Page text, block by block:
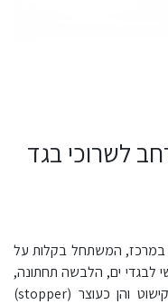
לשרוכי בגד
במרכז, המשתחל בקלות על
לבגדי ים, הלבשה תחתונה,
שרוכי קפוצ'ון ותכשיטנות – משמש הן לקישוט והן כעוצר (stopper)